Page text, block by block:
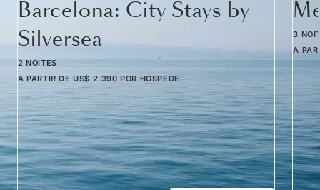
Barcelona: City Stays by
Silversea
2 NOITES
A PARTIR DE US$ 2.390 POR HÓSPEDE
3
A